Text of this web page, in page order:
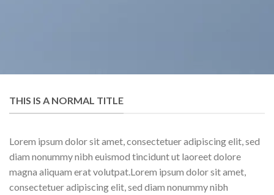
THIS IS A NORMAL TITLE
Lorem ipsum dolor sit amet, consectetuer adipiscing elit, sed
diam nonummy nibh euismod tincidunt ut laoreet dolore
magna aliquam erat volutpat.Lorem ipsum dolor sit amet,
consectetuer adipiscing elit, sed diam nonummy nibh